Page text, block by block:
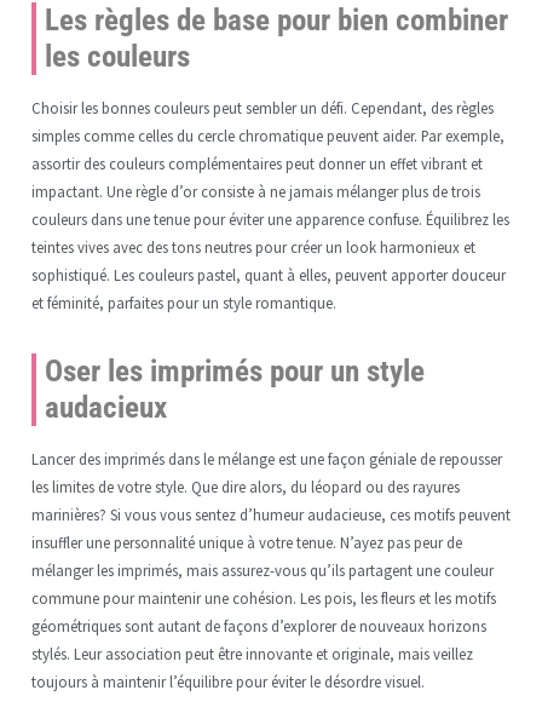
Les règles de base pour bien combiner
les couleurs
Choisir les bonnes couleurs peut sembler un défi. Cependant, des règles
simples comme celles du cercle chromatique peuvent aider. Par exemple,
assortir des couleurs complémentaires peut donner un effet vibrant et
impactant. Une règle d’or consiste à ne jamais mélanger plus de trois
couleurs dans une tenue pour éviter une apparence confuse. Équilibrez les
teintes vives avec des tons neutres pour créer un look harmonieux et
sophistiqué. Les couleurs pastel, quant à elles, peuvent apporter douceur
et féminité, parfaites pour un style romantique.
Oser les imprimés pour un style
audacieux
Lancer des imprimés dans le mélange est une façon géniale de repousser
les limites de votre style. Que dire alors, du léopard ou des rayures
marinières? Si vous vous sentez d’humeur audacieuse, ces motifs peuvent
insuffler une personnalité unique à votre tenue. N’ayez pas peur de
mélanger les imprimés, mais assurez-vous qu’ils partagent une couleur
commune pour maintenir une cohésion. Les pois, les fleurs et les motifs
géométriques sont autant de façons d’explorer de nouveaux horizons
stylés. Leur association peut être innovante et originale, mais veillez
toujours à maintenir l’équilibre pour éviter le désordre visuel.